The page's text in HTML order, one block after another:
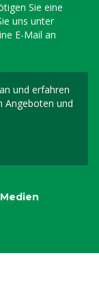
Sie eine
uns unter
E-Mail an
und erfahren
Angeboten und
sich für